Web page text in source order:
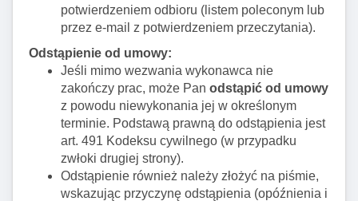
potwierdzeniem odbioru (listem poleconym lub
przez e-mail z potwierdzeniem przeczytania).
Odstąpienie od umowy:
Jeśli mimo wezwania wykonawca nie
zakończy prac, może Pan odstąpić od umowy
z powodu niewykonania jej w określonym
terminie. Podstawą prawną do odstąpienia jest
art. 491 Kodeksu cywilnego (w przypadku
zwłoki drugiej strony).
Odstąpienie również należy złożyć na piśmie,
wskazując przyczynę odstąpienia (opóźnienia i